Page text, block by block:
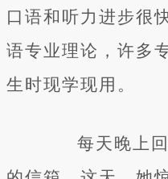
口语和听力进步很
语专业理论，许多
生时现学现用。
每天晚上回